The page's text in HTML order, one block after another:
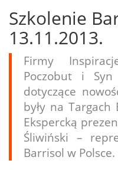
Szkolenie
13.11.2013.
Firmy
Poczobut i Syn
dotyczące
były na
Ekspercką
Śliwiński –
Barrisol w Polsce.